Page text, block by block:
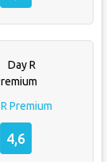
Premium
4,6